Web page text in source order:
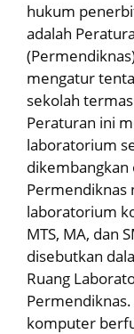
hukum
adalah
mengatur
sekolah
Peraturan ini
laboratorium
dikembangkan
Permendiknas
laboratorium
MTS, MA, dan
disebutkan
Ruang
komputer